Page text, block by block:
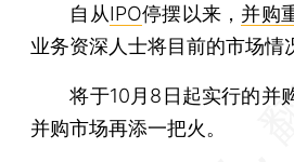
自从IPO停摆以来， 并购
业务资深人士将目前的市场情
将于10月8日起实行的并
并购市场再添一把火。